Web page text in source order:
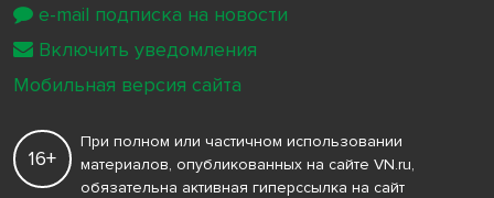
16+
При полном или частичном использовании
материалов, опубликованных на сайте VN.ru,
обязательна активная гиперссылка на сайт
e-mail подписка на новости
Включить уведомления
Мобильная версия сайта